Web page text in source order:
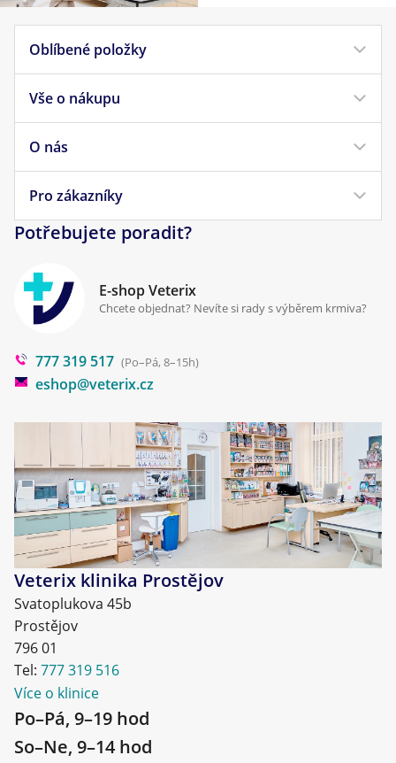
Oblíbené položky
Krmivo pro psy
Krmivo pro kočky
Veterinární diety
Pamlsky pro psy
Vše o nákupu
Doprava a platba
Obchodní podmínky
Reklamace a vrácení
Cookies a podmínky používání
O nás
Náš příběh
Pro zákazníky
Klinika Prostějov
Poradna
Blog
Potřebujete poradit?
E-shop Veterix
Chcete objednat? Nevíte si rady s výběrem krmiva?
777 319 517 (Po–Pá, 8–15h)
eshop@veterix.cz
Veterix klinika Prostějov
Svatoplukova 45b
Prostějov
796 01
Tel: 777 319 516
Více o klinice
Po–Pá, 9–19 hod
So–Ne, 9–14 hod